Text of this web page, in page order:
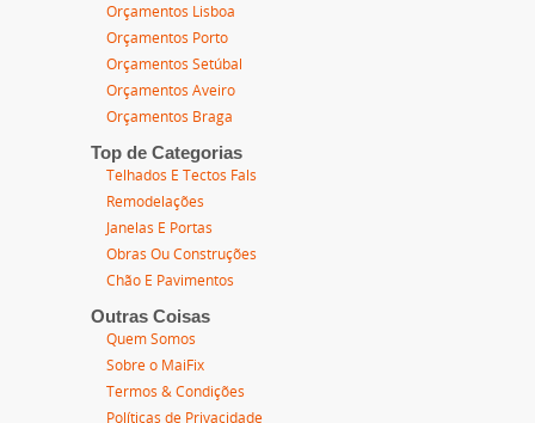
Orçamentos Lisboa
Orçamentos Porto
Orçamentos Setúbal
Orçamentos Aveiro
Orçamentos Braga
Top de Categorias
Telhados E Tectos Fals
Remodelações
Janelas E Portas
Obras Ou Construções
Chão E Pavimentos
Outras Coisas
Quem Somos
Sobre o MaiFix
Termos & Condições
Políticas de Privacidade